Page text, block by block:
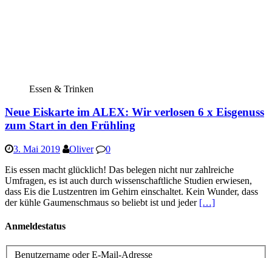
Essen & Trinken
Neue Eiskarte im ALEX: Wir verlosen 6 x Eisgenuss
zum Start in den Frühling
3. Mai 2019 Oliver
0
Eis essen macht glücklich! Das belegen nicht nur zahlreiche
Umfragen, es ist auch durch wissenschaftliche Studien erwiesen,
dass Eis die Lustzentren im Gehirn einschaltet. Kein Wunder, dass
der kühle Gaumenschmaus so beliebt ist und jeder […]
Anmeldestatus
Benutzername oder E-Mail-Adresse